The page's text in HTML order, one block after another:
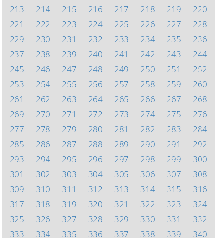
213
214 215 216 217 218 219
220
221
222 223 224 225 226 227
228
229
230 231 232 233 234 235
236
237
238 239 240 241 242 243
244
245
246 247 248 249 250 251
252
253
254 255 256 257 258 259
260
261
262 263 264 265 266 267
268
269
270 271 272 273 274 275
276
277
278 279 280 281 282 283
284
285
286 287 288 289 290 291
292
293
294 295 296 297 298 299
300
301
302 303 304 305 306 307
308
309
310 311 312 313 314 315
316
317
318 319 320 321 322 323
324
325
326 327 328 329 330 331
332
333
334 335 336 337 338 339 340